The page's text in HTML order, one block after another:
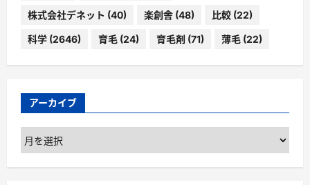
株式会社デネット (40) 楽創舎 (48) 比較 (22)
科学 (2646) 育毛 (24) 育毛剤 (71) 薄毛 (22)
アーカイブ
ア
ー
カ